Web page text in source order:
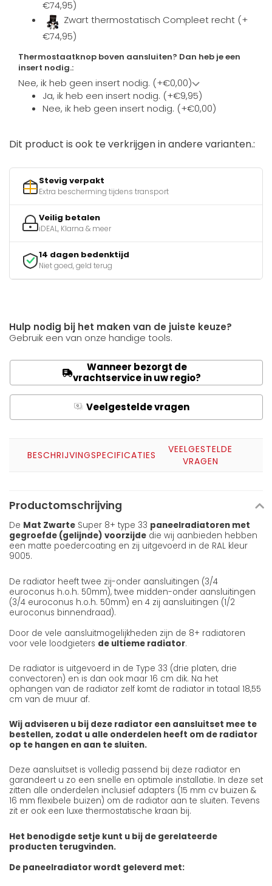
€74,95)
Zwart thermostatisch Compleet recht (+
€74,95)
Thermostaatknop boven aansluiten? Dan heb je een
insert nodig.:
Nee, ik heb geen insert nodig. (+€0,00)
Ja, ik heb een insert nodig. (+€9,95)
Nee, ik heb geen insert nodig. (+€0,00)
Dit product is ook te verkrijgen in andere varianten.:
Stevig verpakt
Extra bescherming tijdens transport
Veilig betalen
iDEAL, Klarna & meer
14 dagen bedenktijd
Niet goed, geld terug
Hulp nodig bij het maken van de juiste keuze?
Gebruik een van onze handige tools.
Wanneer bezorgt de
vrachtservice in uw regio?
Q Veelgestelde vragen
BESCHRIJVINGSPECIFICATIES
VEELGESTELDE
VRAGEN
Productomschrijving
De Mat Zwarte Super 8+ type 33 paneelradiatoren met
gegroefde (gelijnde) voorzijde die wij aanbieden hebben
een matte poedercoating en zij uitgevoerd in de RAL kleur
9005.
De radiator heeft twee zij-onder aansluitingen (3/4
euroconus h.o.h. 50mm), twee midden-onder aansluitingen
(3/4 euroconus h.o.h. 50mm) en 4 zij aansluitingen (1/2
euroconus binnendraad).
Door de vele aansluitmogelijkheden zijn de 8+ radiatoren
voor vele loodgieters de ultieme radiator.
De radiator is uitgevoerd in de Type 33 (drie platen, drie
convectoren) en is dan ook maar 16 cm dik. Na het
ophangen van de radiator zelf komt de radiator in totaal 18,55
cm van de muur af.
Wij adviseren u bij deze radiator een aansluitset mee te
bestellen, zodat u alle onderdelen heeft om de radiator
op te hangen en aan te sluiten.
Deze aansluitset is volledig passend bij deze radiator en
garandeert u zo een snelle en optimale installatie. In deze set
zitten alle onderdelen inclusief adapters (15 mm cv buizen &
16 mm flexibele buizen) om de radiator aan te sluiten. Tevens
zit er ook een luxe thermostatische kraan bij.
Het benodigde setje kunt u bij de gerelateerde
producten terugvinden.
De paneelradiator wordt geleverd met: